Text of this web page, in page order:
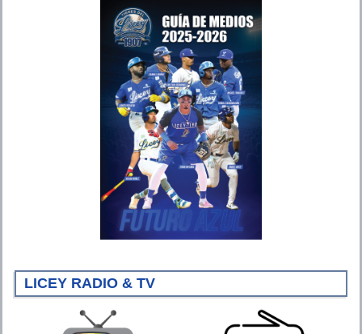
LICEY RADIO & TV